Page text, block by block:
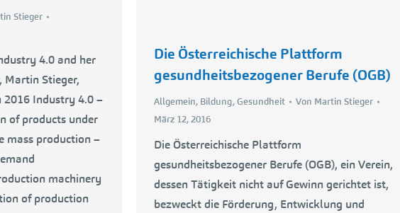
Die Österreichische Plattform
gesundheitsbezogener Berufe (OGB)
Allgemein, Bildung,Gesundheit Von Martin Stieger
März 12, 2016
Die Österreichische Plattform
gesundheitsbezogener Berufe (OGB), ein Verein,
dessen Tätigkeit nicht auf Gewinn gerichtet ist,
bezweckt die Förderung, Entwicklung und
Stieger
4.0 and her
Martin Stieger,
2016 Industry 4.0 –
of products under
mass production –
machinery
of production